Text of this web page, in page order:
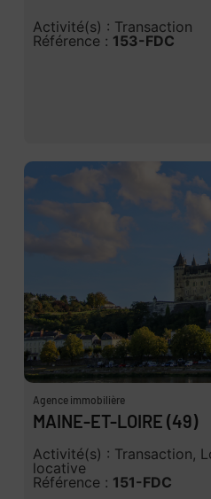
Activité(s) : Transaction
Référence : 153-FDC
Agence immobilière
MAINE-ET-LOIRE (49)
Activité(s) : Transaction,
locative
Référence : 151-FDC